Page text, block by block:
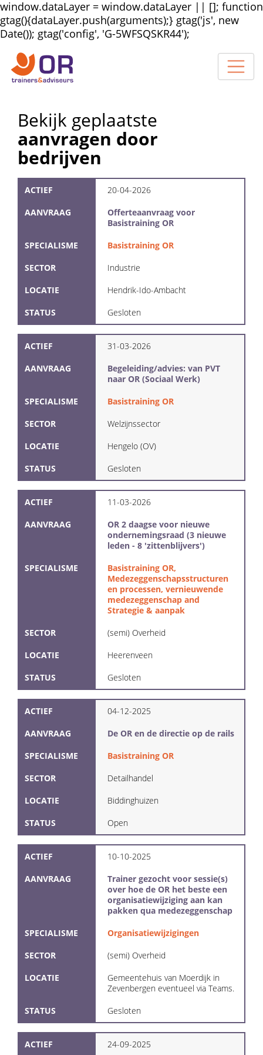
window.dataLayer = window.dataLayer || []; function
gtag(){dataLayer.push(arguments);} gtag('js', new
Date()); gtag('config', 'G-5WFSQSKR44');
Bekijk geplaatste
aanvragen door
bedrijven
ACTIEF
20-04-2026
AANVRAAG
Offerteaanvraag voor
Basistraining OR
SPECIALISME
Basistraining OR
SECTOR
Industrie
LOCATIE
Hendrik-Ido-Ambacht
STATUS
Gesloten
ACTIEF
31-03-2026
AANVRAAG
Begeleiding/advies: van PVT
naar OR (Sociaal Werk)
SPECIALISME
Basistraining OR
SECTOR
Welzijnssector
LOCATIE
Hengelo (OV)
STATUS
Gesloten
ACTIEF
11-03-2026
AANVRAAG
OR 2 daagse voor nieuwe
ondernemingsraad (3 nieuwe
leden - 8 'zittenblijvers')
SPECIALISME
Basistraining OR,
Medezeggenschapsstructuren
en processen, vernieuwende
medezeggenschap and
Strategie & aanpak
SECTOR
(semi) Overheid
LOCATIE
Heerenveen
STATUS
Gesloten
ACTIEF
04-12-2025
AANVRAAG
De OR en de directie op de rails
SPECIALISME
Basistraining OR
SECTOR
Detailhandel
LOCATIE
Biddinghuizen
STATUS
Open
ACTIEF
10-10-2025
AANVRAAG
Trainer gezocht voor sessie(s)
over hoe de OR het beste een
organisatiewijziging aan kan
pakken qua medezeggenschap
SPECIALISME
Organisatiewijzigingen
SECTOR
(semi) Overheid
LOCATIE
Gemeentehuis van Moerdijk in
Zevenbergen eventueel via Teams.
STATUS
Gesloten
ACTIEF 24-09-2025